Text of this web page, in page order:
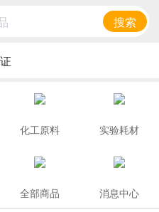
搜索
化工原料 实验耗材
全部商品 消息中心